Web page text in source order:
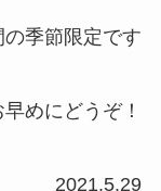
季節限定です
早めにどうぞ！
2021.5.29